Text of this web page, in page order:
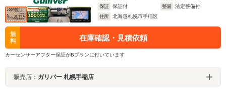
保証
保証付 整備
法定整備付
住所
北海道札幌市手稲区
無
料
在庫確認・見積依頼
カーセンサーアフター保証がBプランに付いています
販売店： ガリバー 札幌手稲店